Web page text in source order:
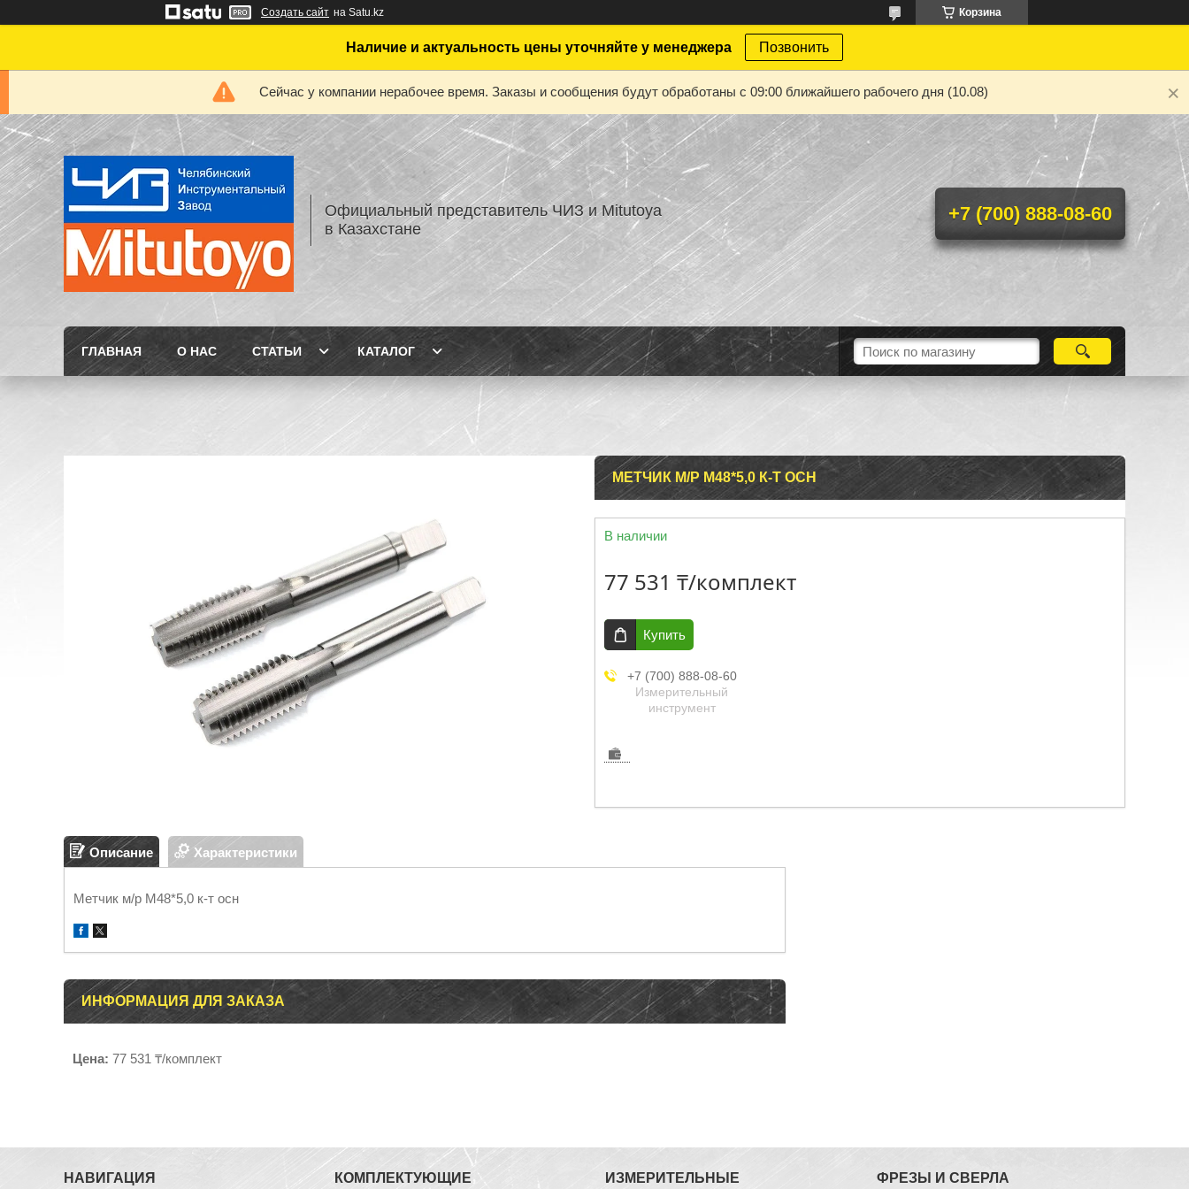
Создать сайт на Satu.kz Корзина
Наличие и актуальность цены уточняйте у менеджера Позвонить
Сейчас у компании нерабочее время. Заказы и сообщения будут обработаны с 09:00 ближайшего рабочего дня (10.08)
Официальный представитель ЧИЗ и Mitutoya
в Казахстане
+7 (700) 888-08-60
ГЛАВНАЯ О НАС СТАТЬИ КАТАЛОГ
МЕТЧИК М/Р М48*5,0 К-Т ОСН
В наличии
77 531 ₸/комплект
Купить
+7 (700) 888-08-60
Измерительный
инструмент
Описание Характеристики
Метчик м/р М48*5,0 к-т осн
ИНФОРМАЦИЯ ДЛЯ ЗАКАЗА
Цена: 77 531 ₸/комплект
НАВИГАЦИЯ КОМПЛЕКТУЮЩИЕ
ИЗМЕРИТЕЛЬНЫЕ
ФРЕЗЫ И СВЕРЛА